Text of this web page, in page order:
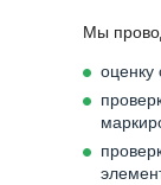
Мы
оценку